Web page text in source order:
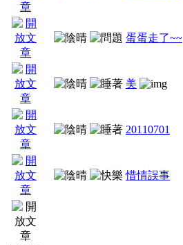
蛋蛋走了~~
美
20110701
惜情誤事